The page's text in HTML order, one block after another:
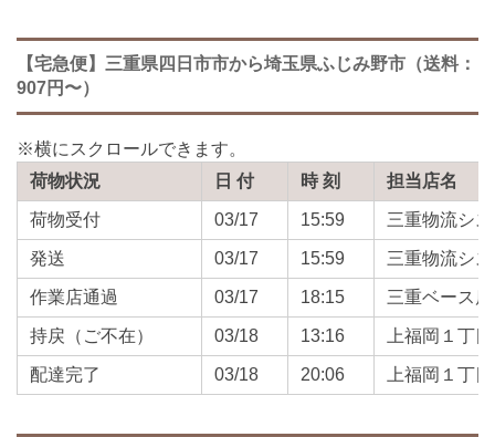
【宅急便】三重県四日市市から埼玉県ふじみ野市（送料：
907円〜）
荷物状況 日 付 時 刻 担当店名
荷物受付 03/17 15:59 三重物流シ
発送 03/17 15:59 三重物流シ
作業店通過 03/17 18:15 三重ベース店
持戻（ご不在） 03/18 13:16 上福岡１丁
配達完了 03/18 20:06 上福岡１丁